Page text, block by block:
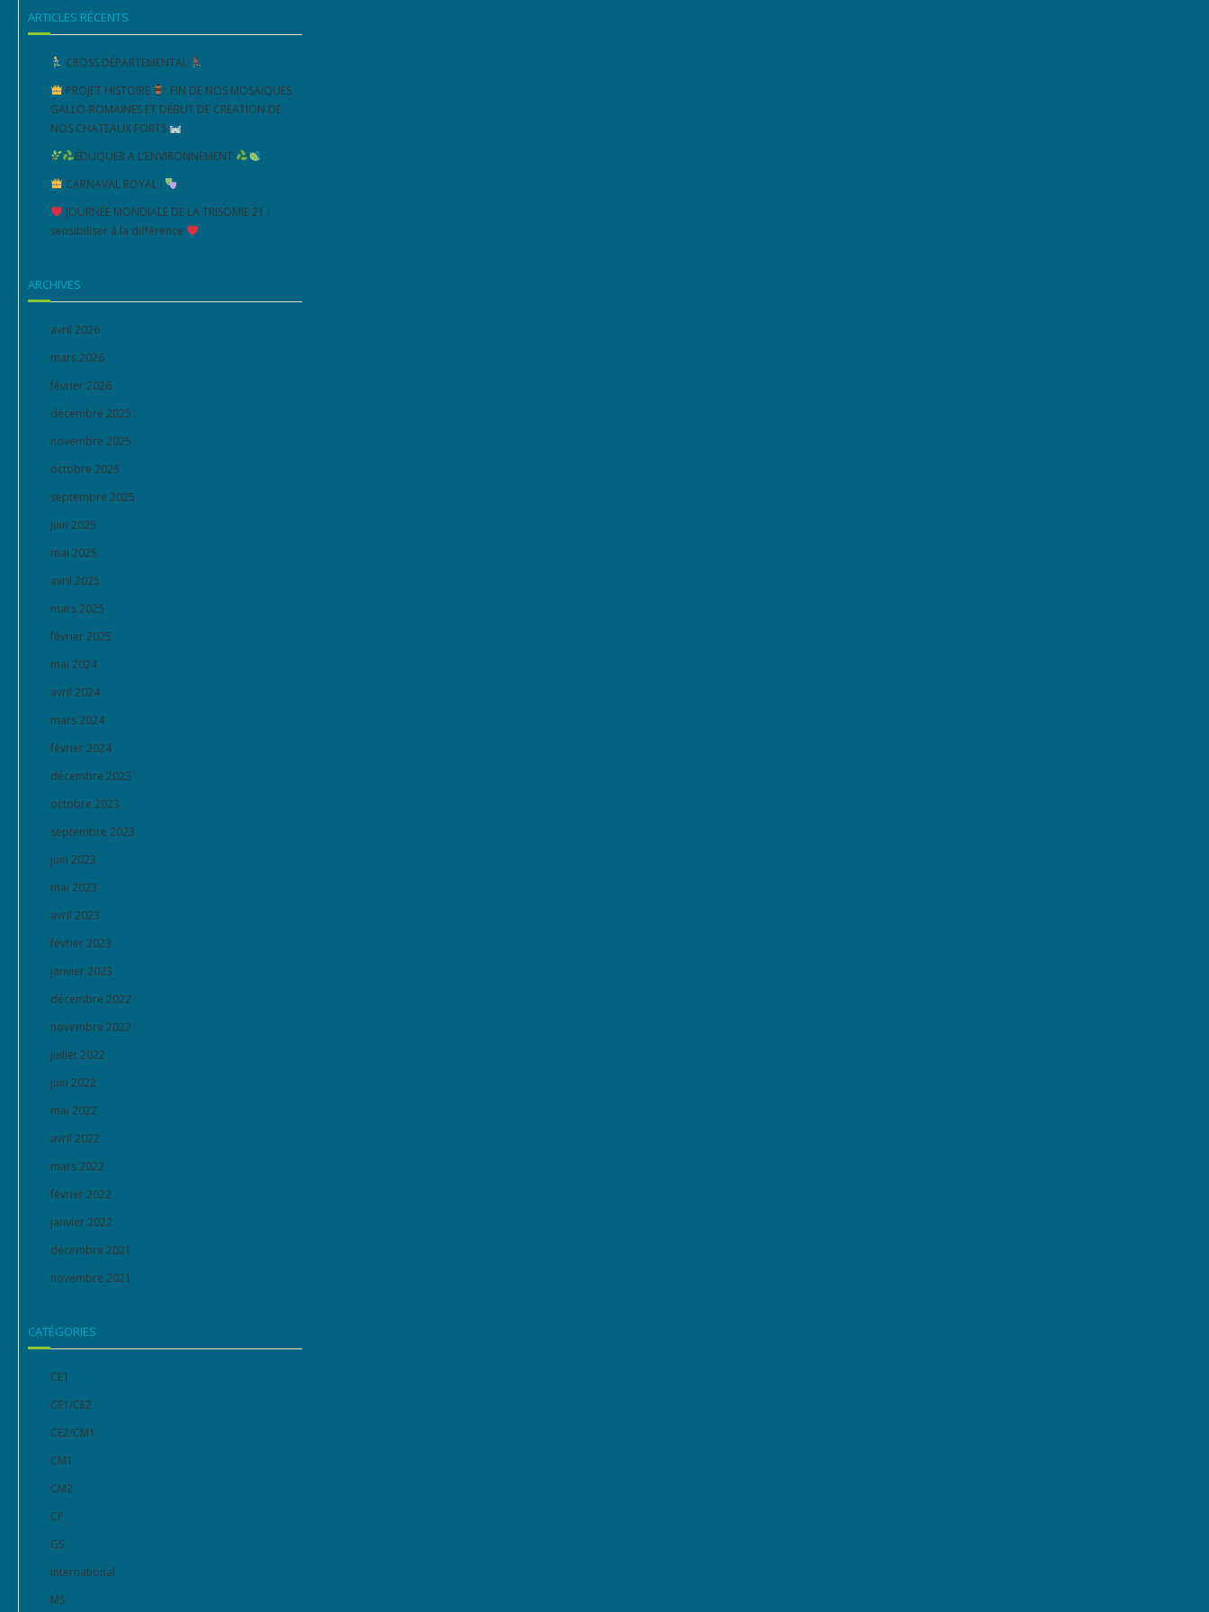
ARTICLES RÉCENTS
CROSS DÉPARTEMENTAL
PROJET HISTOIRE
: FIN DE NOS MOSAÏQUES
GALLO-ROMAINES ET DÉBUT DE CREATION DE
NOS CHATEAUX FORTS
ÉDUQUER A L’ENVIRONNEMENT
CARNAVAL ROYAL !
JOURNÉE MONDIALE DE LA TRISOMIE 21 :
sensibiliser à la différence
ARCHIVES
avril 2026
mars 2026
février 2026
décembre 2025
novembre 2025
octobre 2025
septembre 2025
juin 2025
mai 2025
avril 2025
mars 2025
février 2025
mai 2024
avril 2024
mars 2024
février 2024
décembre 2023
octobre 2023
septembre 2023
juin 2023
mai 2023
avril 2023
février 2023
janvier 2023
décembre 2022
novembre 2022
juillet 2022
juin 2022
mai 2022
avril 2022
mars 2022
février 2022
janvier 2022
décembre 2021
novembre 2021
CATÉGORIES
CE1
CE1/CE2
CE2/CM1
CM1
CM2
CP
GS
International
MS